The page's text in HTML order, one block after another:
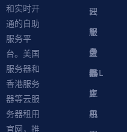
和实时开
通的自助
服务平
台。美国
服务器和
香港服务
器等云服
务器租用
官网，推
理
服
务
器
云
服
务
器
轻
量
级
应
用
虚
拟
主
机
SSL
证
书